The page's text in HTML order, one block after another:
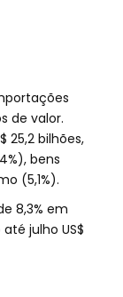
de valor.
25,2 bilhões,
bens
(5,1%).
8,3% em
julho US$